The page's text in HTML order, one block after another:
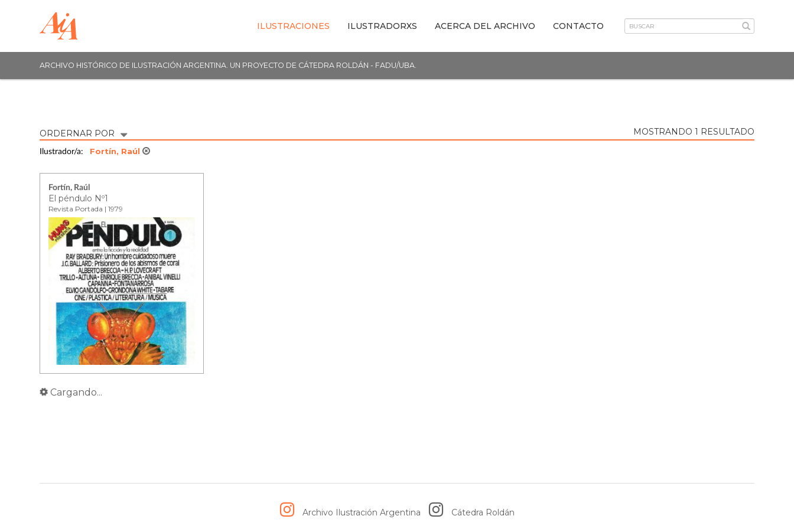
ILUSTRACIONES ILUSTRADORXS ACERCA DEL ARCHIVO CONTACTO
ARCHIVO HISTÓRICO DE ILUSTRACIÓN ARGENTINA. UN PROYECTO DE CÁTEDRA ROLDÁN - FADU/UBA.
ORDERNAR POR MOSTRANDO 1 RESULTADO
Ilustrador/a: Fortín, Raúl
Fortín, Raúl
El péndulo Nº1
Revista Portada | 1979
Cargando...
Archivo Ilustración Argentina Cátedra Roldán